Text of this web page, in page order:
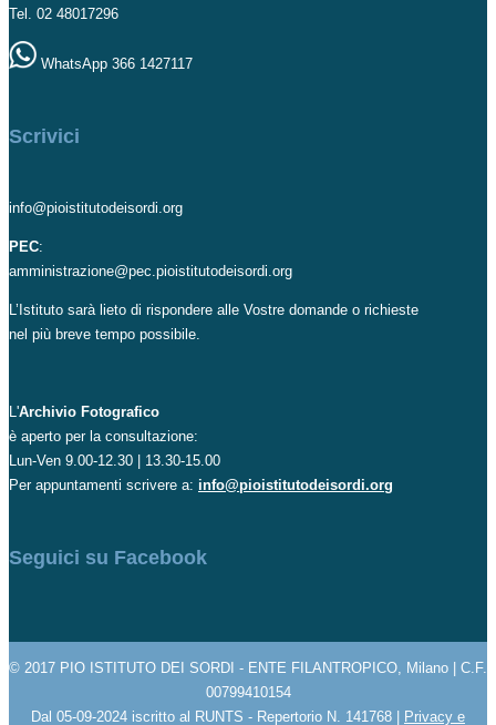
Tel. 02 48017296
WhatsApp 366 1427117
Scrivici
info@pioistitutodeisordi.org
PEC:
amministrazione@pec.pioistitutodeisordi.org
L’Istituto sarà lieto di rispondere alle Vostre domande o richieste
nel più breve tempo possibile.
L'Archivio Fotografico
è aperto per la consultazione:
Lun-Ven 9.00-12.30 | 13.30-15.00
Per appuntamenti scrivere a: info@pioistitutodeisordi.org
Seguici su Facebook
© 2017 PIO ISTITUTO DEI SORDI - ENTE FILANTROPICO, Milano | C.F.
00799410154
Dal 05-09-2024 iscritto al RUNTS - Repertorio N. 141768 | Privacy e